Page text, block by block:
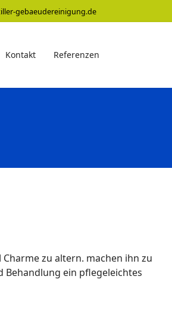
gebaeudereinigung.de
Kontakt Referenzen
zu altern. machen ihn zu
ein pflegeleichtes